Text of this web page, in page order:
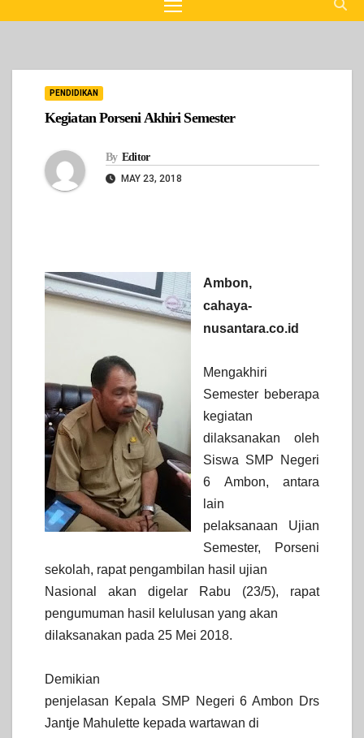
PENDIDIKAN
Kegiatan Porseni Akhiri Semester
By Editor
MAY 23, 2018
Ambon,
cahaya-
nusantara.co.id
Mengakhiri
Semester beberapa
kegiatan
dilaksanakan oleh
Siswa SMP Negeri
6 Ambon, antara
lain
pelaksanaan Ujian
Semester, Porseni
sekolah, rapat pengambilan hasil ujian
Nasional akan digelar Rabu (23/5), rapat
pengumuman hasil kelulusan yang akan
dilaksanakan pada 25 Mei 2018.
Demikian
penjelasan Kepala SMP Negeri 6 Ambon Drs
Jantje Mahulette kepada wartawan di